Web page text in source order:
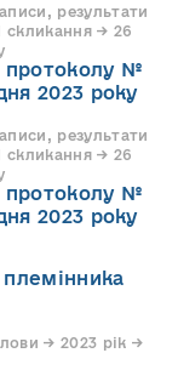
результати
скликання → 26
протоколу №
2023 року
результати
скликання → 26
протоколу №
2023 року
→ 2023 рік →